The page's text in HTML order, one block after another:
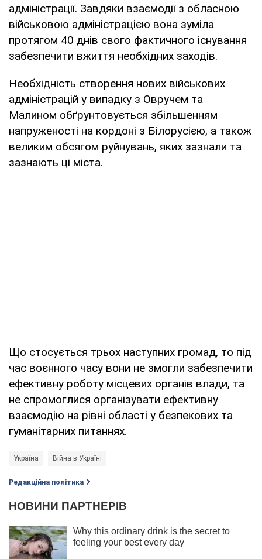
адміністрації. Завдяки взаємодії з обласною
військовою адміністрацією вона зуміла
протягом 40 днів свого фактичного існування
забезпечити вжиття необхідних заходів.
Необхідність створення нових військових
адміністрацій у випадку з Овручем та
Малином обґрунтовується збільшенням
напруженості на кордоні з Білорусією, а також
великим обсягом руйнувань, яких зазнали та
зазнають ці міста.
Що стосується трьох наступних громад, то під
час воєнного часу вони не змогли забезпечити
ефективну роботу місцевих органів влади, та
не спромоглися організувати ефективну
взаємодію на рівні області у безпекових та
гуманітарних питаннях.
Україна Війна в Україні
Редакційна політика